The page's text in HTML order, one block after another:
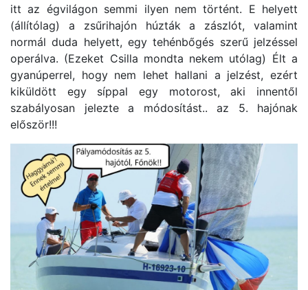
itt az égvilágon semmi ilyen nem történt. E helyett
(állítólag) a zsűrihajón húzták a zászlót, valamint
normál duda helyett, egy tehénbőgés szerű jelzéssel
operálva. (Ezeket Csilla mondta nekem utólag) Élt a
gyanúperrel, hogy nem lehet hallani a jelzést, ezért
kiküldött egy síppal egy motorost, aki innentől
szabályosan jelezte a módosítást.. az 5. hajónak
először!!!